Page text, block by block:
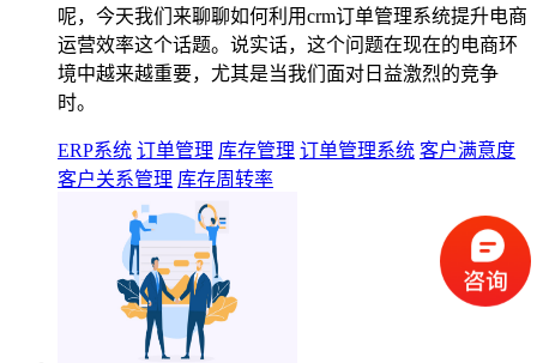
呢，今天我们来聊聊如何利用crm订单管理系统提升电商
运营效率这个话题。说实话，这个问题在现在的电商环
境中越来越重要，尤其是当我们面对日益激烈的竞争
时。
ERP系统 订单管理 库存管理 订单管理系统 客户满意度
客户关系管理 库存周转率